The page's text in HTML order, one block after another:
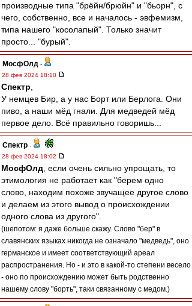
производные типа "брёйн/брюйн" и "бьорн", с
чего, собственно, все и началось - эвфемизм,
типа нашего "косолапый". Только значит
просто... "бурый".
МосфОлд -
28 фев 2024 18:10
Спектр
У немцев Бир, а у нас Борт или Берлога. Они
пиво, а наши мёд гнали. Для медведей мёд
первое дело. Всё правильно говоришь...
Спектр -
28 фев 2024 18:02
МосфОлд , если очень сильно упрощать, то
этимология не работает как "берем одно
слово, находим похоже звучащее другое слово
и делаем из этого вывод о происхождении
одного слова из другого".
(шепотом: я даже больше скажу. Слово "бер" в
славянских языках никогда не означало "медведь", оно
германское и имеет соответствующий ареал
распространения. Но - и это в какой-то степени весело
- оно по происхождению может быть родственно
нашему слову "борть", таки связанному с медом.)